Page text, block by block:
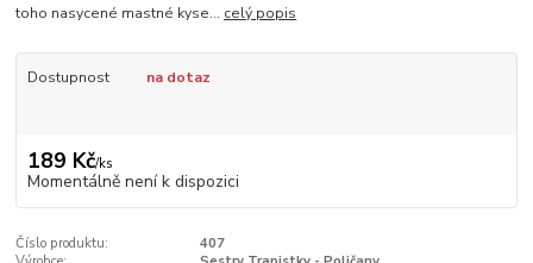
toho nasycené mastné kyse... celý popis
Dostupnost na dotaz
189 Kč/ks
Momentálně není k dispozici
Číslo produktu:
407